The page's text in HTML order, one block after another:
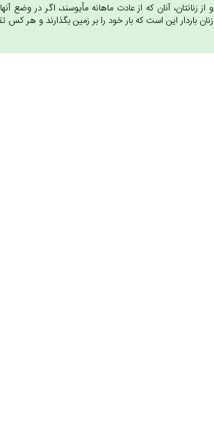
و از زنانتان، آنان كه از عادت ماهانه مأيوسند، اگر در
زنان باردار اين است كه بار خود را بر زمين بگذارند و هر كس